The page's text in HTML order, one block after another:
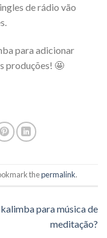
de rádio vão
para adicionar
produções! 🤩
thepermalink.
para música de
meditação?